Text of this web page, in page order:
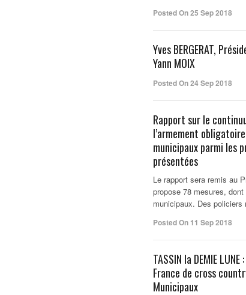
Posted On 25 Sep 2018
Yves BERGERAT,
Yann MOIX
Posted On 24 Sep 2018
Rapport sur le
l’armement
municipaux parmi les
présentées
Le rapport sera remis au
propose 78 mesures,
municipaux. Des policiers
Posted On 11 Sep 2018
TASSIN la DEMIE
France de cross
Municipaux